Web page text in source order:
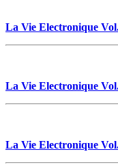
La Vie Electronique
La Vie Electronique
La Vie Electronique